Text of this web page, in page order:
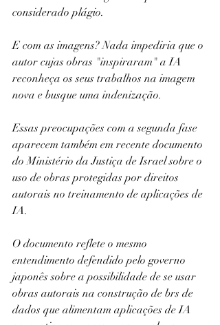
considerado plágio.
E com as imagens? Nada impediria que o
autor cujas obras "inspiraram" a IA
reconheça os seus trabalhos na imagem
nova e busque uma indenização.
Essas preocupações com a segunda fase
aparecem também em recente documento
do Ministério da Justiça de Israel sobre o
uso de obras protegidas por direitos
autorais no treinamento de aplicações de
IA.
O documento reflete o mesmo
entendimento defendido pelo governo
japonês sobre a possibilidade de se usar
obras autorais na construção de brs de
dados que alimentam aplicações de IA